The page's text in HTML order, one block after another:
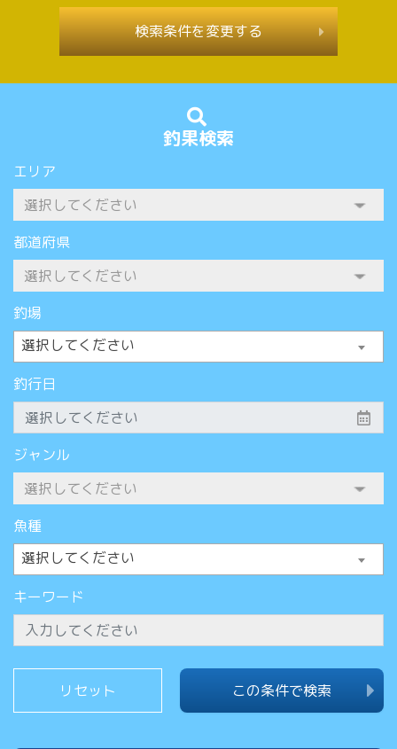
釣果検索
エリア
都道府県
釣場
選択してください
釣行日
ジャンル
魚種
選択してください
キーワード
この条件で検索
検索条件を変更する